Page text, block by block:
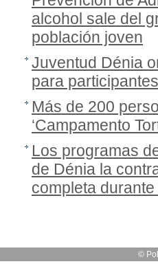
alcohol sale del
población joven
Juventud Dénia
para
Más de 200
‘Campamento
Los programas
de Dénia la
completa
©